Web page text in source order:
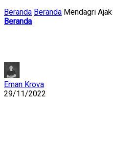
Beranda Beranda Mendagri
Beranda
Eman Krova
29/11/2022